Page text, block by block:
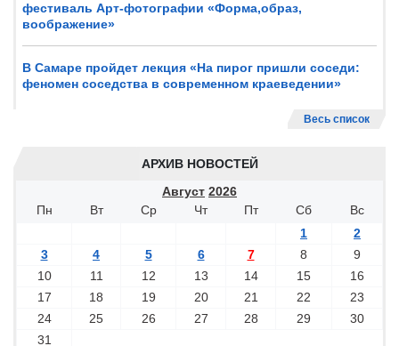
фестиваль Арт-фотографии «Форма,образ,
воображение»
В Самаре пройдет лекция «На пирог пришли соседи:
феномен соседства в современном краеведении»
Весь список
АРХИВ НОВОСТЕЙ
Август 2026
Пн
Вт Ср Чт Пт Сб
Вс
1
2
3
4 5 6 7 8
9
10
11 12 13 14 15
16
17
18 19 20 21 22
23
24
25 26 27 28 29
30
31